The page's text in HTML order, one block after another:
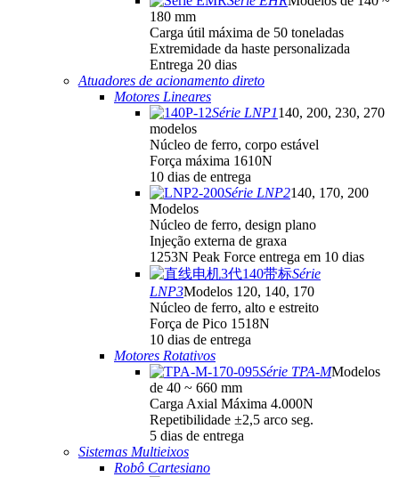
180 mm
Carga útil máxima de 50 toneladas
Extremidade da haste personalizada
Entrega 20 dias
Atuadores de acionamento direto
Motores Lineares
Série LNP1140, 200, 230, 270
modelos
Núcleo de ferro, corpo estável
Força máxima 1610N
10 dias de entrega
Série LNP2140, 170, 200
Modelos
Núcleo de ferro, design plano
Injeção externa de graxa
1253N Peak Force entrega em 10 dias
Série
LNP3Modelos 120, 140, 170
Núcleo de ferro, alto e estreito
Força de Pico 1518N
10 dias de entrega
Motores Rotativos
Série TPA-MModelos
de 40 ~ 660 mm
Carga Axial Máxima 4.000N
Repetibilidade ±2,5 arco seg.
5 dias de entrega
Sistemas Multieixos
Robô Cartesiano